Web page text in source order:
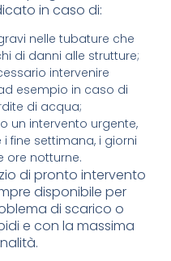
in caso di:
nelle tubature che
di danni alle strutture;
intervenire
esempio in caso di
di acqua;
un intervento urgente,
fine settimana, i giorni
ore notturne.
di pronto intervento
disponibile per
di scarico o
e con la massima